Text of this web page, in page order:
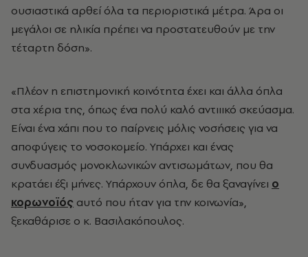
ουσιαστικά αρθεί όλα τα περιοριστικά μέτρα. Άρα οι
μεγάλοι σε ηλικία πρέπει να προστατευθούν με την
τέταρτη δόση».
«Πλέον η επιστημονική κοινότητα έχει και άλλα όπλα
στα χέρια της, όπως ένα πολύ καλό αντιιικό σκεύασμα.
Είναι ένα χάπι που το παίρνεις μόλις νοσήσεις για να
αποφύγεις το νοσοκομείο. Υπάρχει και ένας
συνδυασμός μονοκλωνικών αντισωμάτων, που θα
κρατάει έξι μήνες. Υπάρχουν όπλα, δε θα ξαναγίνει ο
κορωνοϊός αυτό που ήταν για την κοινωνία»,
ξεκαθάρισε ο κ. Βασιλακόπουλος.